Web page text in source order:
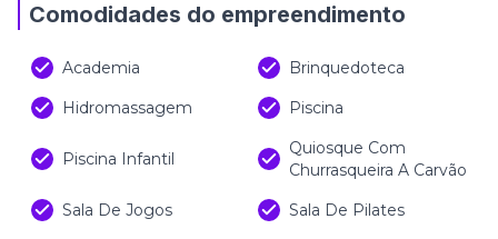
Comodidades do empreendimento
Academia
Brinquedoteca
Hidromassagem
Piscina
Piscina Infantil
Quiosque Com
Churrasqueira A Carvão
Sala De Jogos
Sala De Pilates